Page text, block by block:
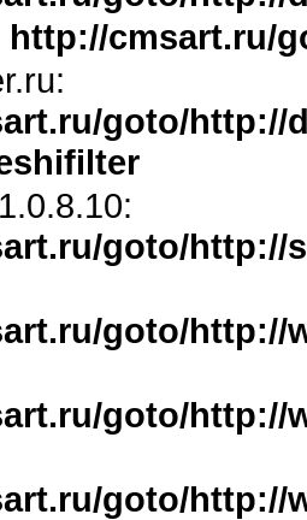
http://cmsart.ru/
goto/http://
goto/http://
goto/http://
goto/http://
goto/http://